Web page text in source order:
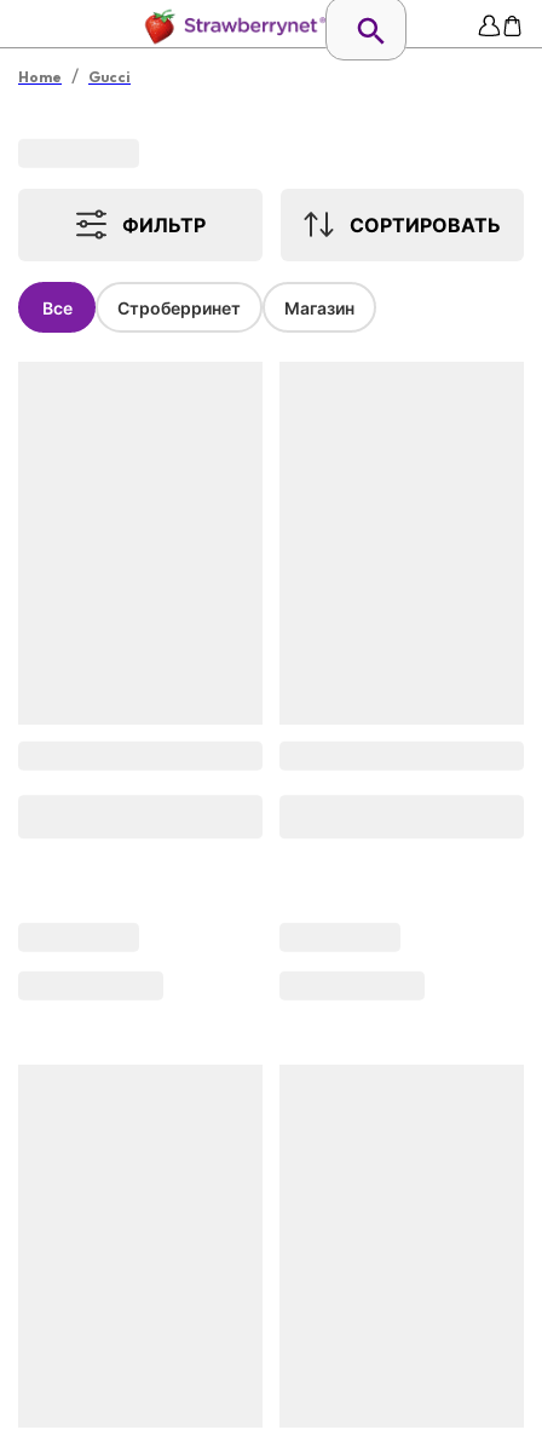
Home / Gucci
ФИЛЬТР СОРТИРОВАТЬ
Все Строберринет Магазин